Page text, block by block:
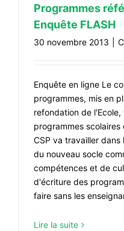
Programmes
Enquête FLASH
30 novembre 2013
Enquête en ligne Le
programmes, mis en
refondation de
programmes
CSP va travailler
du nouveau socle
compétences et de
d'écriture des
faire sans les
Lire la suite